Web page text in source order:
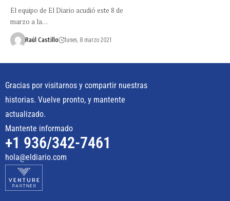
El equipo de El Diario acudió este 8 de
marzo a la…
Raúl Castillo lunes, 8 marzo 2021
Gracias por visitarnos y compartir nuestras
historias. Vuelve pronto, y mantente
actualizado.
Mantente informado
+1 936/342-7461
hola@eldiario.com